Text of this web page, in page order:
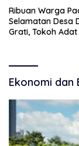
Ribuan Warga
Selamatan Desa
Grati, Tokoh
Ekonomi dan